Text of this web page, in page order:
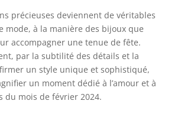
précieuses deviennent de véritables
mode, à la manière des bijoux que
accompagner une tenue de fête.
par la subtilité des détails et la
un style unique et sophistiqué,
un moment dédié à l’amour et à
du mois de février 2024.